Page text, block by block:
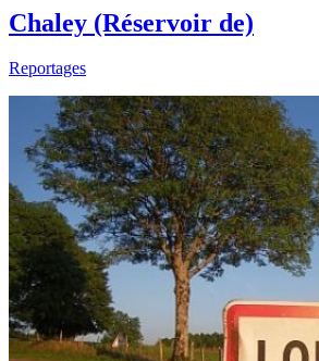
Chaley (Réservoir de)
Reportages